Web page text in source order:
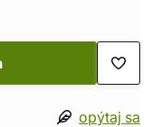
opýtaj sa